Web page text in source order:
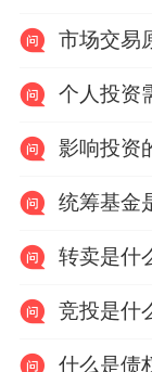
市场交易
个人投资
影响投资
竞投是什